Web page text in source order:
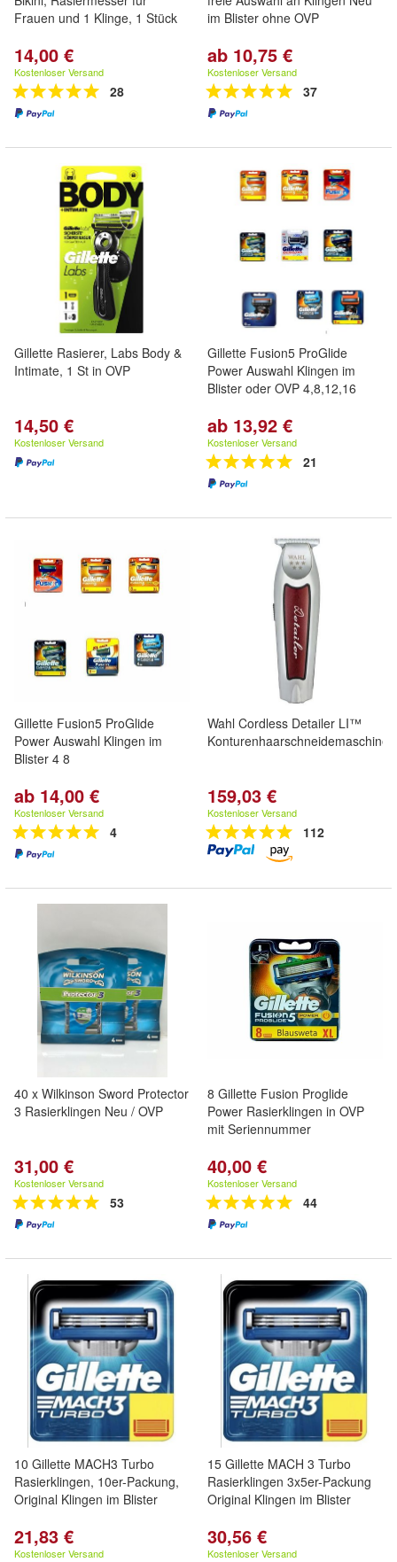
Frauen und 1 Klinge, 1 Stück
14,00 €
Kostenloser Versand
28
im Blister ohne OVP
ab 10,75 €
Kostenloser Versand
37
Gillette Rasierer, Labs Body &
Intimate, 1 St in OVP
14,50 €
Kostenloser Versand
Gillette Fusion5 ProGlide
Power Auswahl Klingen im
Blister oder OVP 4,8,12,16
ab 13,92 €
Kostenloser Versand
21
Gillette Fusion5 ProGlide
Power Auswahl Klingen im
Blister 4 8
ab 14,00 €
Kostenloser Versand
4
Wahl Cordless Detailer LI™
Konturenhaarschneidemaschine
159,03 €
Kostenloser Versand
112
40 x Wilkinson Sword Protector
3 Rasierklingen Neu / OVP
31,00 €
Kostenloser Versand
53
8 Gillette Fusion Proglide
Power Rasierklingen in OVP
mit Seriennummer
40,00 €
Kostenloser Versand
44
10 Gillette MACH3 Turbo
Rasierklingen, 10er-Packung,
Original Klingen im Blister
21,83 €
Kostenloser Versand
15 Gillette MACH 3 Turbo
Rasierklingen 3x5er-Packung
Original Klingen im Blister
30,56 €
Kostenloser Versand